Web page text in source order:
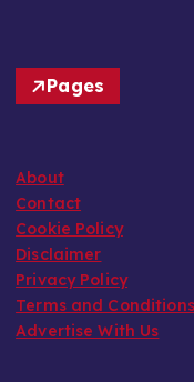
Pages
About
Contact
Cookie Policy
Disclaimer
Privacy Policy
Terms and Conditions
Advertise With Us